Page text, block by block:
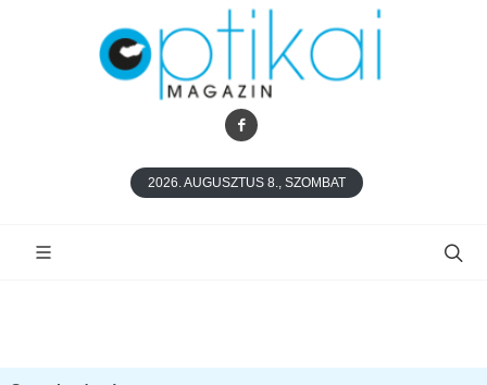
2026. AUGUSZTUS 8., SZOMBAT